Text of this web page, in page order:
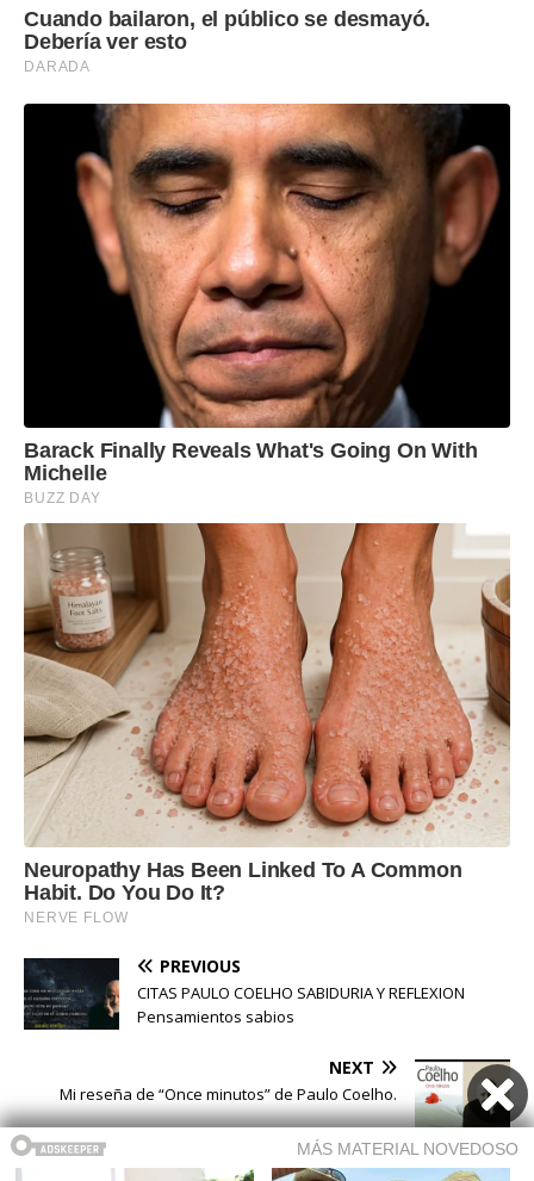
PREVIOUS
CITAS PAULO COELHO SABIDURIA Y REFLEXION
Pensamientos sabios
NEXT
Mi reseña de “Once minutos” de Paulo Coelho.